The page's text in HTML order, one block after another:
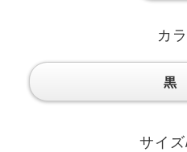
カ
黒
サイ